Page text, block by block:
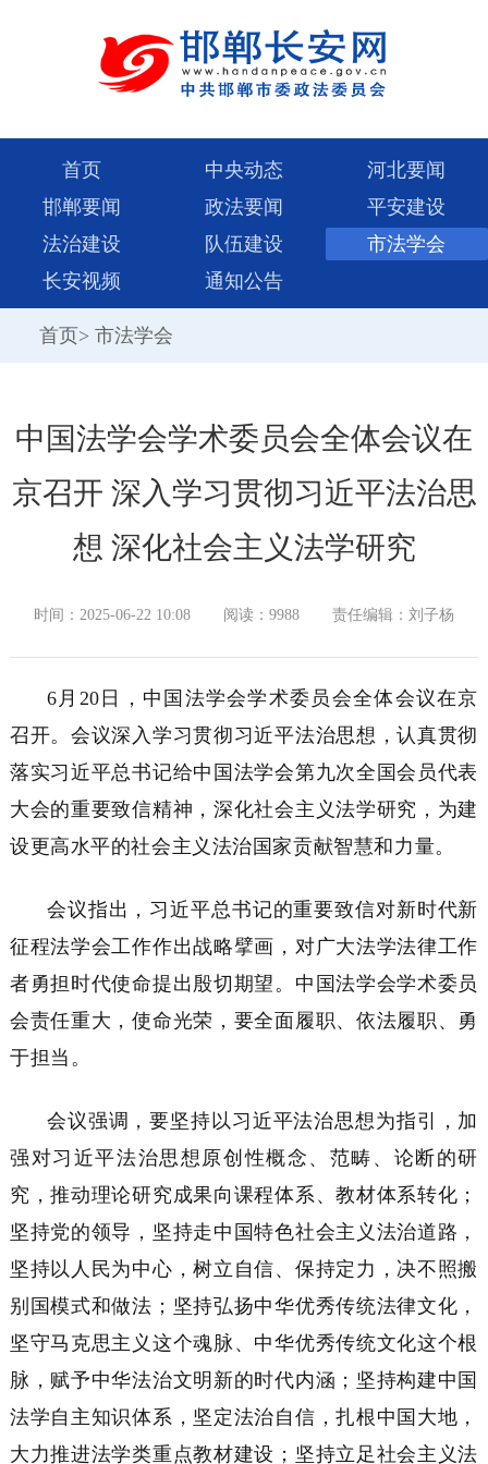
首页 中央动态
河北要闻
邯郸要闻
政法要闻
平安建设
法治建设
队伍建设
市法学会
长安视频
通知公告
首页> 市法学会
中国法学会学术委员会全体会议在
京召开 深入学习贯彻习近平法治思
想 深化社会主义法学研究
时间：2025-06-22 10:08 阅读：9988 责任编辑：刘子杨
6月20日，中国法学会学术委员会全体会议在京
召开。会议深入学习贯彻习近平法治思想，认真贯彻
落实习近平总书记给中国法学会第九次全国会员代表
大会的重要致信精神，深化社会主义法学研究，为建
设更高水平的社会主义法治国家贡献智慧和力量。
会议指出，习近平总书记的重要致信对新时代新
征程法学会工作作出战略擘画，对广大法学法律工作
者勇担时代使命提出殷切期望。中国法学会学术委员
会责任重大，使命光荣，要全面履职、依法履职、勇
于担当。
会议强调，要坚持以习近平法治思想为指引，加
强对习近平法治思想原创性概念、范畴、论断的研
究，推动理论研究成果向课程体系、教材体系转化；
坚持党的领导，坚持走中国特色社会主义法治道路，
坚持以人民为中心，树立自信、保持定力，决不照搬
别国模式和做法；坚持弘扬中华优秀传统法律文化，
坚守马克思主义这个魂脉、中华优秀传统文化这个根
脉，赋予中华法治文明新的时代内涵；坚持构建中国
法学自主知识体系，坚定法治自信，扎根中国大地，
大力推进法学类重点教材建设；坚持立足社会主义法